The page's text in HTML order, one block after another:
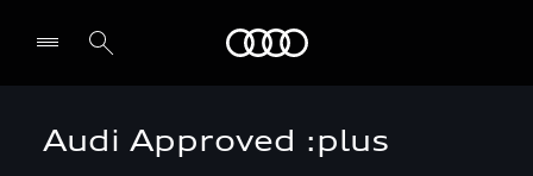
전시장/AS센터 찾기
Audi Approved :plus